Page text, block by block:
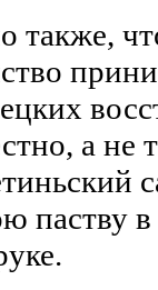
также,
а не
паству